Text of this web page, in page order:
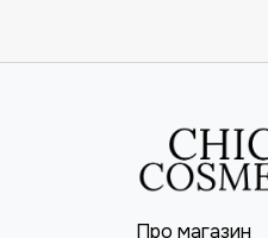
Про магазин